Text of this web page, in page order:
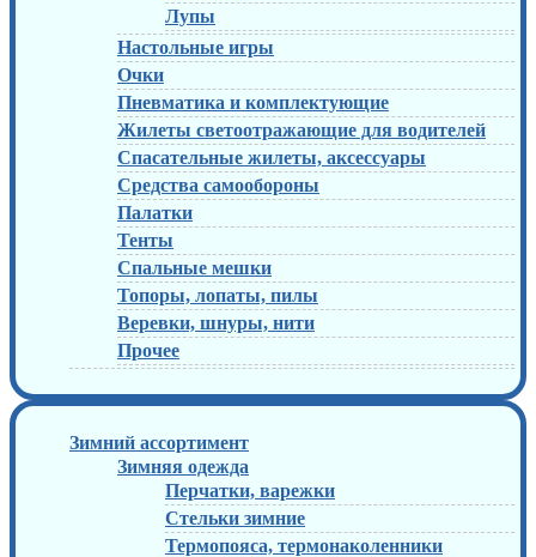
Лупы
Настольные игры
Очки
Пневматика и комплектующие
Жилеты светоотражающие для водителей
Спасательные жилеты, аксессуары
Средства самообороны
Палатки
Тенты
Спальные мешки
Топоры, лопаты, пилы
Веревки, шнуры, нити
Прочее
Зимний ассортимент
Зимняя одежда
Перчатки, варежки
Стельки зимние
Термопояса, термонаколенники